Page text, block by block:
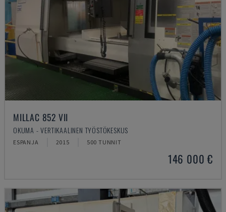
MILLAC 852 VII
OKUMA - VERTIKAALINEN TYÖSTÖKESKUS
ESPANJA 2015 500 TUNNIT
146 000 €